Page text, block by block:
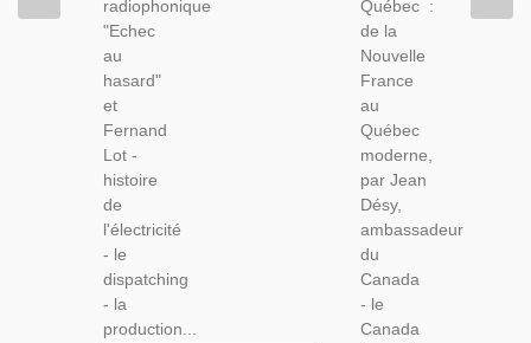
radiophonique
"Echec
au
hasard"
et
Fernand
Lot -
histoire
de
l'électricité
- le
dispatching
- la
production...
Québec :
de la
Nouvelle
France
au
Québec
moderne,
par Jean
Désy,
ambassadeur
du
Canada
- le
Canada